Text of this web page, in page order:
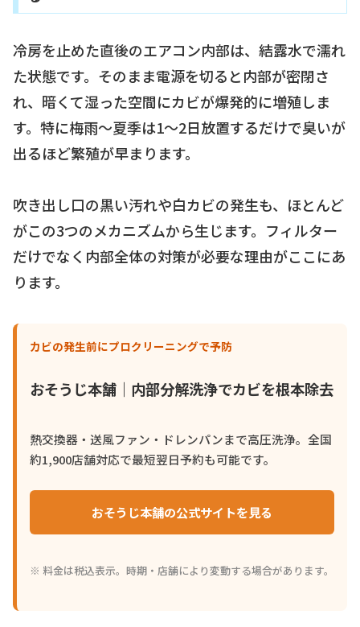
冷房を止めた直後のエアコン内部は、結露水で濡れ
た状態です。そのまま電源を切ると内部が密閉さ
れ、暗くて湿った空間にカビが爆発的に増殖しま
す。特に梅雨〜夏季は1〜2日放置するだけで臭いが
出るほど繁殖が早まります。
吹き出し口の黒い汚れや白カビの発生も、ほとんど
がこの3つのメカニズムから生じます。フィルター
だけでなく内部全体の対策が必要な理由がここにあ
ります。
カビの発生前にプロクリーニングで予防
おそうじ本舗｜内部分解洗浄でカビを根本除去
熱交換器・送風ファン・ドレンパンまで高圧洗浄。全国
約1,900店舗対応で最短翌日予約も可能です。
おそうじ本舗の公式サイトを見る
※ 料金は税込表示。時期・店舗により変動する場合があります。